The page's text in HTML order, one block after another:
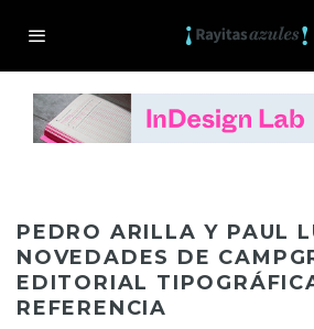
PEDRO ARILLA Y PAUL
NOVEDADES DE
EDITORIAL
REFERENCIA